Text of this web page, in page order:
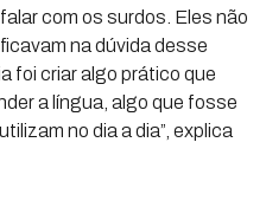
com os surdos. Eles não
na dúvida desse
foi criar algo prático que
a língua, algo que fosse
no dia a dia”, explica